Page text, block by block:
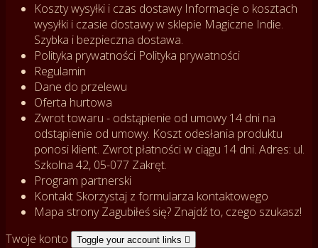
Koszty wysyłki i czas dostawy Informacje o kosztach
wysyłki i czasie dostawy w sklepie Magiczne Indie.
Szybka i bezpieczna dostawa.
Polityka prywatności Polityka prywatności
Regulamin
Dane do przelewu
Oferta hurtowa
Zwrot towaru - odstąpienie od umowy14 dni na
odstąpienie od umowy. Koszt odesłania produktu
ponosi klient. Zwrot płatności w ciągu 14 dni. Adres: ul.
Szkolna 42, 05-077 Zakręt.
Program partnerski
Kontakt Skorzystaj z formularza kontaktowego
Mapa stronyZagubiłeś się? Znajdź to, czego szukasz!
Twoje konto
Toggle your account links 